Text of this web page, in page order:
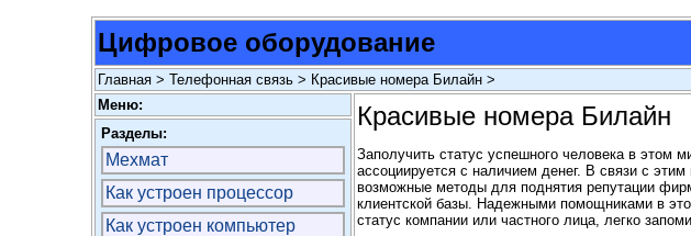
Цифровое оборудование
Главная > Телефонная связь > Красивые номера Билайн >
Меню:
Красивые номера Билайн
Заполучить статус успешного человека в этом
ассоциируется с наличием денег. В связи с
возможные методы для поднятия репутации
клиентской базы. Надежными помощниками в
статус компании или частного лица, легко
Разделы:
Мехмат
Как устроен процессор
Как устроен компьютер